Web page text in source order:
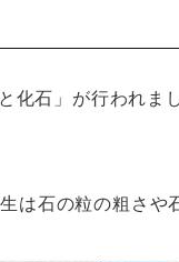
石」が行われま
は石の粒の粗さや